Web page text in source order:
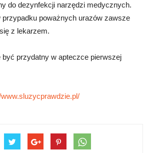
do dezynfekcji narzędzi medycznych.
przypadku poważnych urazów zawsze
z lekarzem.
być przydatny w apteczce pierwszej